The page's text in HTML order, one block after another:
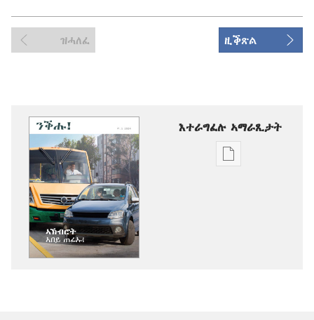
ዝሓለፈ ዚቕጽል
እተራግፈሉ ኣማራጺታት
ዲጂታዊ